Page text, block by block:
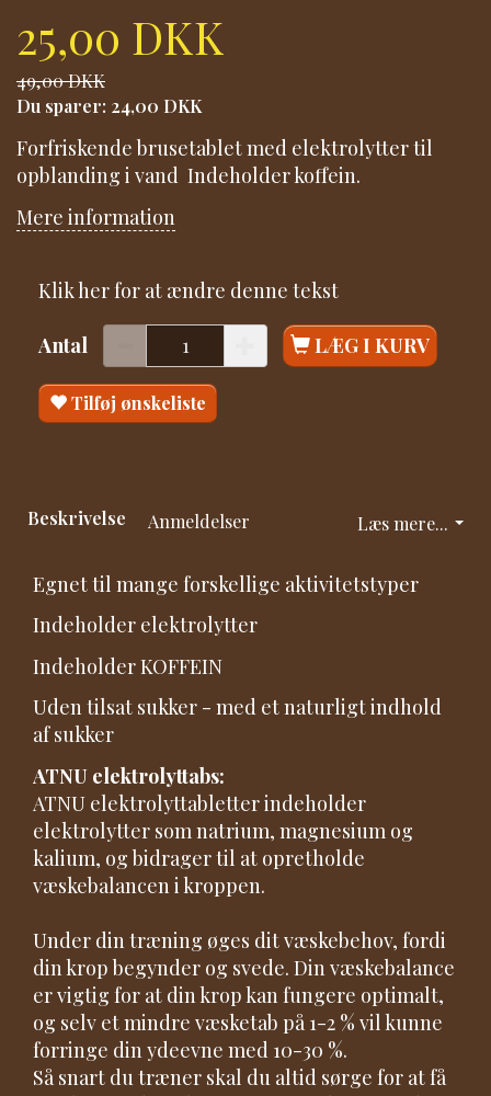
25,00 DKK
49,00 DKK
Du sparer: 24,00 DKK
Forfriskende brusetablet med elektrolytter til
opblanding i vand Indeholder koffein.
Mere information
Klik her for at ændre denne tekst
Antal LÆG I KURV
Tilføj ønskeliste
Læs mere...
Beskrivelse Anmeldelser
Egnet til mange forskellige aktivitetstyper
Indeholder elektrolytter
Indeholder KOFFEIN
Uden tilsat sukker - med et naturligt indhold
af sukker
ATNU elektrolyttabs:
ATNU elektrolyttabletter indeholder
elektrolytter som natrium, magnesium og
kalium, og bidrager til at opretholde
væskebalancen i kroppen.
Under din træning øges dit væskebehov, fordi
din krop begynder og svede. Din væskebalance
er vigtig for at din krop kan fungere optimalt,
og selv et mindre væsketab på 1-2 % vil kunne
forringe din ydeevne med 10-30 %.
Så snart du træner skal du altid sørge for at få